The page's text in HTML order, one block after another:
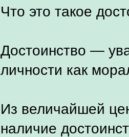
Что это такое
Достоинство —
личности как
Из величайшей
наличие